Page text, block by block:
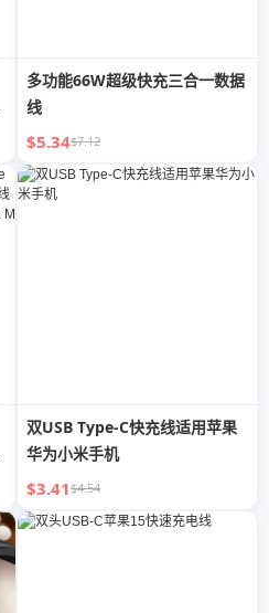
多功能66W超级快充三合一数据
线
$5.34$7.12
双USB Type-C快充线适用苹果
华为小米手机
$3.41$4.54